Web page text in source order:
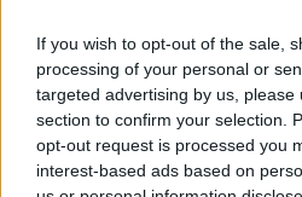
If you wish to opt-out of the sale,
processing of your personal or
targeted advertising by us, please
section to confirm your selection.
opt-out request is processed you
interest-based ads based on